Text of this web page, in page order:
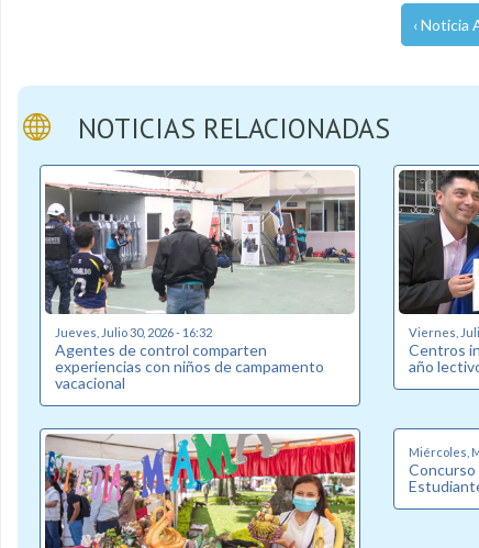
‹ Noticia
NOTICIAS RELACIONADAS
Jueves, Julio 30, 2026 - 16:32
Agentes de control comparten
experiencias con niños de campamento
vacacional
Viernes,
Centros
año
Miércoles,
Concurso